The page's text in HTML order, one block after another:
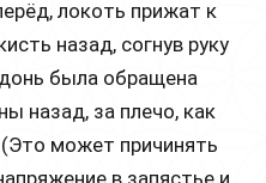
локоть прижат к
назад, согнув руку
была обращена
назад, за плечо, как
может причинять
в запястье и